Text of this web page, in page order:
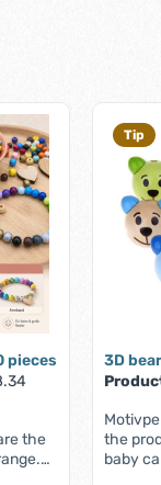
pieces
the
Tip
3D
the
baby